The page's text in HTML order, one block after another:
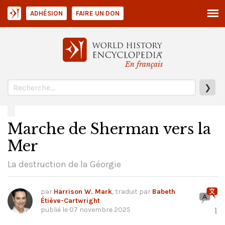
En français
❯
ADHÉSION FAIRE UN DON
Marche de Sherman vers la
Mer
La destruction de la Géorgie
par Harrison W. Mark, traduit par Babeth
Étiève-Cartwright
publié le 07 novembre 2025 1